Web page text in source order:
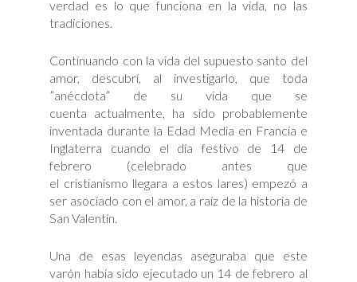
verdad es lo que funciona en la vida, no las
tradiciones.
Continuando con la vida del supuesto santo del
amor, descubrí, al investigarlo, que toda
”anécdota” de su vida que se
cuenta actualmente, ha sido probablemente
inventada durante la Edad Media en Francia e
Inglaterra cuando el día festivo de 14 de
febrero (celebrado antes que
el cristianismo llegara a estos lares) empezó a
ser asociado con el amor, a raíz de la historia de
San Valentín.
Una de esas leyendas aseguraba que este
varón había sido ejecutado un 14 de febrero al